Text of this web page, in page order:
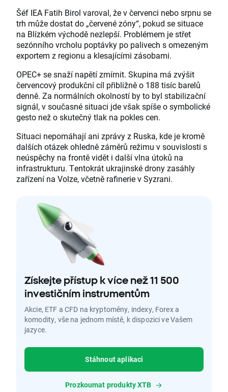
Šéf IEA Fatih Birol varoval, že v červenci nebo srpnu se
trh může dostat do „červené zóny“, pokud se situace
na Blízkém východě nezlepší. Problémem je střet
sezónního vrcholu poptávky po palivech s omezeným
exportem z regionu a klesajícími zásobami.
OPEC+ se snaží napětí zmírnit. Skupina má zvýšit
červencový produkční cíl přibližně o 188 tisíc barelů
denně. Za normálních okolností by to byl stabilizační
signál, v současné situaci jde však spíše o symbolické
gesto než o skutečný tlak na pokles cen.
Situaci nepomáhají ani zprávy z Ruska, kde je kromě
dalších otázek ohledně záměrů režimu v souvislosti s
neúspěchy na frontě vidět i další vlna útoků na
infrastrukturu. Tentokrát ukrajinské drony zasáhly
zařízení na Volze, včetně rafinerie v Syzrani.
Získejte přístup k více než 11 500
investičním instrumentům
Akcie, ETF a CFD na kryptoměny, indexy, Forex a
komodity, vše na jednom místě, k dispozici ve Vašem
jazyce.
Stáhnout aplikaci
Prozkoumat produkty XTB